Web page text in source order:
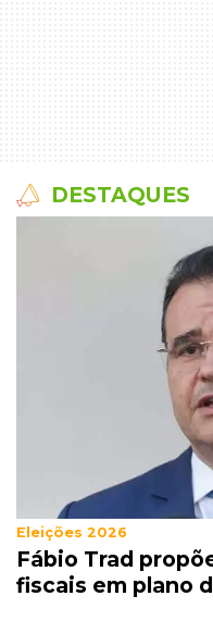
DESTAQUES
Eleições 2026
Fábio Trad
fiscais em plano